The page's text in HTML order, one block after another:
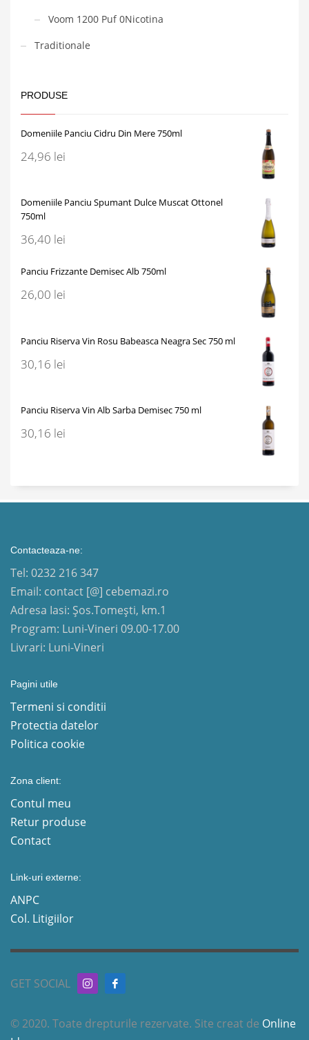
Voom 1200 Puf 0Nicotina
Traditionale
PRODUSE
Domeniile Panciu Cidru Din Mere 750ml
24,96 lei
Domeniile Panciu Spumant Dulce Muscat Ottonel
750ml
36,40 lei
Panciu Frizzante Demisec Alb 750ml
26,00 lei
Panciu Riserva Vin Rosu Babeasca Neagra Sec 750 ml
30,16 lei
Panciu Riserva Vin Alb Sarba Demisec 750 ml
30,16 lei
Contacteaza-ne:
Tel: 0232 216 347
Email: contact [@] cebemazi.ro
Adresa Iasi: Șos.Tomești, km.1
Program: Luni-Vineri 09.00-17.00
Livrari: Luni-Vineri
Pagini utile
Termeni si conditii
Protectia datelor
Politica cookie
Zona client:
Contul meu
Retur produse
Contact
Link-uri externe:
ANPC
Col. Litigiilor
GET SOCIAL
© 2020. Toate drepturile rezervate. Site creat de Online